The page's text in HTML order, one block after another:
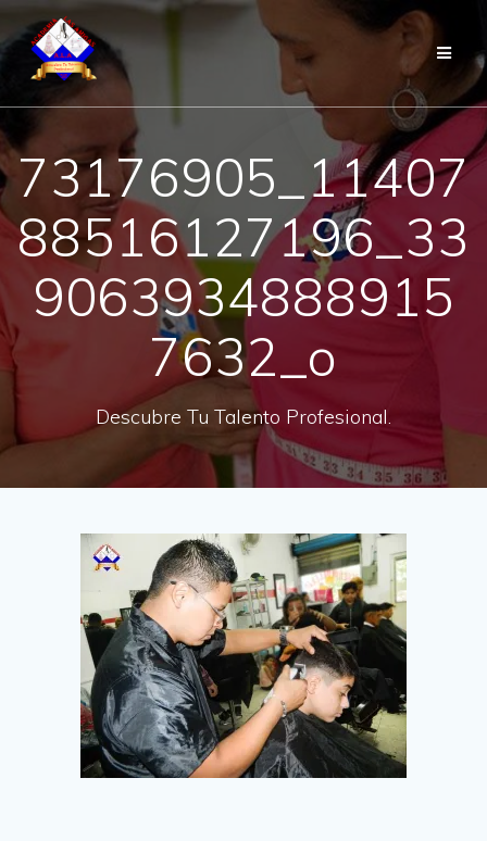
Saltar
contenido
73176905_11407
88516127196_33
9063934888915
7632_o
Descubre Tu Talento Profesional.